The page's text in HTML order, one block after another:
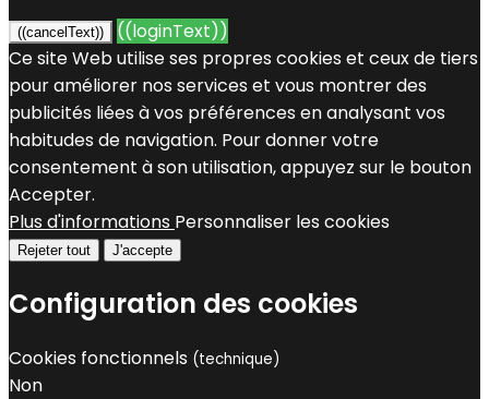
((cancelText))
((loginText))
Ce site Web utilise ses propres cookies et ceux de tiers
pour améliorer nos services et vous montrer des
publicités liées à vos préférences en analysant vos
habitudes de navigation. Pour donner votre
consentement à son utilisation, appuyez sur le bouton
Accepter.
Plus d'informations Personnaliser les cookies
Rejeter tout J'accepte
Configuration des cookies
Cookies fonctionnels (technique)
Non